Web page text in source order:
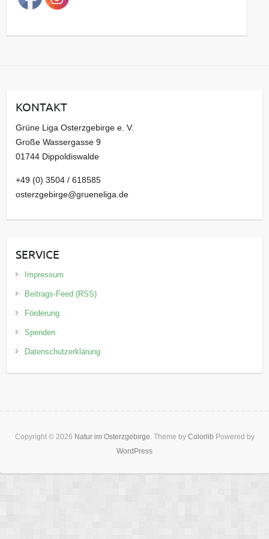
g
a
v
KONTAKT
Grüne Liga Osterzgebirge e. V.
Große Wassergasse 9
01744 Dippoldiswalde
+49 (0) 3504 / 618585
osterzgebirge@grueneliga.de
SERVICE
Impressum
Beitrags-Feed (RSS)
Förderung
Spenden
Datenschutzerklärung
Copyright © 2026 Natur im Osterzgebirge. Theme by Colorlib Powered by
WordPress